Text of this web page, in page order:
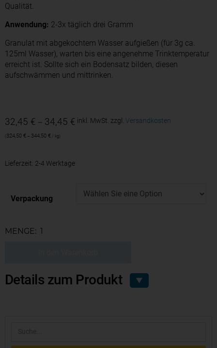
Qualität.
Anwendung: 2-3x täglich drei Gramm
Granulat mit abgekochtem Wasser aufgießen (für 3g ca.
125ml Wasser), warten bis eine angenehme Trinktemperatur
erreicht ist. Sollte sich ein Bodensatz bilden, diesen
aufschwämmen und mittrinken.
32,45 € – 34,45 € inkl. MwSt. zzgl. Versandkosten
324,50 € – 344,50 € / kg
Lieferzeit: 2-4 Werktage
Verpackung
MENGE:
Details zum Produkt ▼